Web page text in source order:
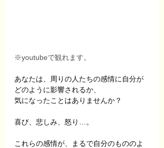
※youtubeで観れます。
あなたは、周りの人たちの感情に自分が
どのように影響されるか、
気になったことはありませんか？
喜び、悲しみ、怒り…。
これらの感情が、まるで自分のもののよ